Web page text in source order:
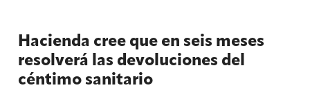
Hacienda cree que en seis meses
resolverá las devoluciones del
céntimo sanitario